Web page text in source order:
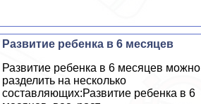
Развитие ребенка в 6 месяцев
Развитие ребенка в 6 месяцев можно
разделить на несколько
составляющих:Развитие ребенка в 6